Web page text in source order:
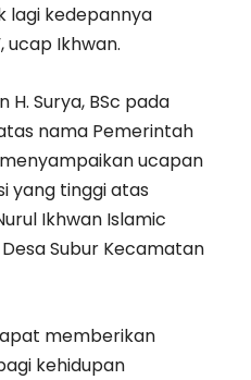
lagi kedepannya
ucap Ikhwan.
Surya, BSc pada
nama Pemerintah
ucapan
yang tinggi atas
Ikhwan Islamic
Subur Kecamatan
memberikan
kehidupan